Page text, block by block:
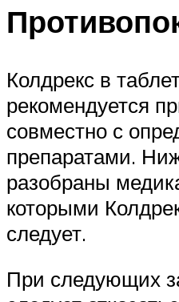
Колдрекс в
рекомендуется
совместно с
препаратами.
разобраны
которыми
следует.
При следующих